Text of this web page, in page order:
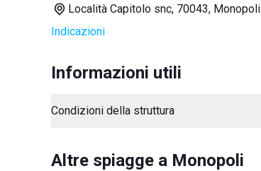
Località Capitolo snc, 70043, Monopoli
Indicazioni
Informazioni utili
Condizioni della struttura
Altre spiagge a Monopoli